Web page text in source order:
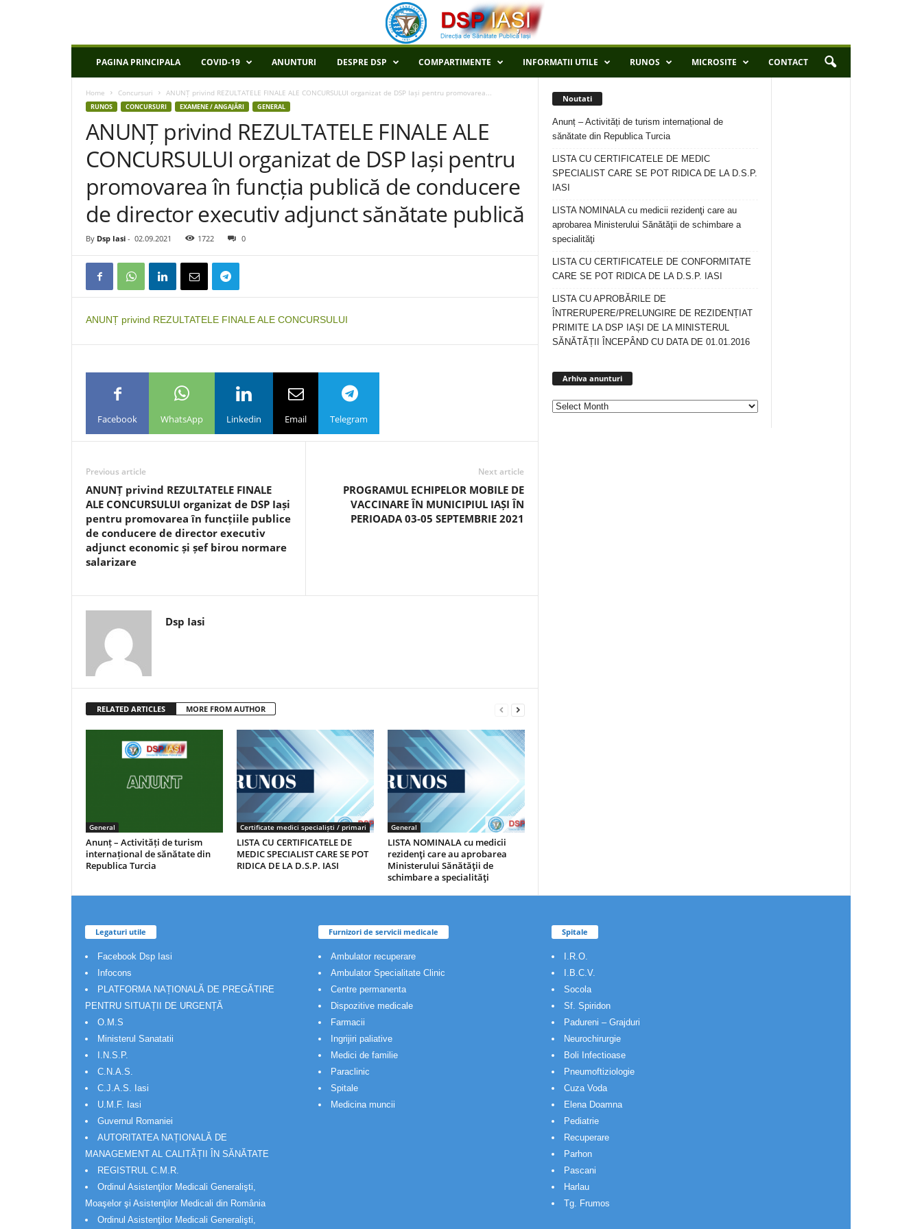
P
PAGINA PRINCIPALA COVID-19 ANUNTURI DESPRE DSP COMPARTIMENTE INFORMATII UTILE RUNOS MICROSITE CONTACT
Home Concursuri ANUNȚ privind REZULTATELE FINALE ALE CONCURSULUI organizat de DSP Iași pentru promovarea...
RUNOS CONCURSURI EXAMENE / ANGAJĂRI GENERAL
ANUNȚ privind REZULTATELE FINALE ALE
CONCURSULUI organizat de DSP Iași pentru
promovarea în funcția publică de conducere
de director executiv adjunct sănătate publică
By Dsp Iasi - 02.09.2021 1722 0
ANUNȚ privind REZULTATELE FINALE ALE CONCURSULUI
Facebook WhatsApp Linkedin Email Telegram
Previous article
ANUNȚ privind REZULTATELE FINALE
ALE CONCURSULUI organizat de DSP Iași
pentru promovarea în funcțiile publice
de conducere de director executiv
adjunct economic și șef birou normare
salarizare
Next article
PROGRAMUL ECHIPELOR MOBILE DE
VACCINARE ÎN MUNICIPIUL IAȘI ÎN
PERIOADA 03-05 SEPTEMBRIE 2021
Dsp Iasi
RELATED ARTICLES MORE FROM AUTHOR
General
Anunț – Activități de turism
internațional de sănătate din
Republica Turcia
Certificate medici specialiști / primari
LISTA CU CERTIFICATELE DE
MEDIC SPECIALIST CARE SE POT
RIDICA DE LA D.S.P. IASI
General
LISTA NOMINALA cu medicii
rezidenţi care au aprobarea
Ministerului Sănătăţii de
schimbare a specialităţi
Noutati
Anunț – Activități de turism internațional de
sănătate din Republica Turcia
LISTA CU CERTIFICATELE DE MEDIC
SPECIALIST CARE SE POT RIDICA DE LA D.S.P.
IASI
LISTA NOMINALA cu medicii rezidenţi care au
aprobarea Ministerului Sănătăţii de schimbare a
specialităţi
LISTA CU CERTIFICATELE DE CONFORMITATE
CARE SE POT RIDICA DE LA D.S.P. IASI
LISTA CU APROBĂRILE DE
ÎNTRERUPERE/PRELUNGIRE DE REZIDENȚIAT
PRIMITE LA DSP IAȘI DE LA MINISTERUL
SĂNĂTĂȚII ÎNCEPÂND CU DATA DE 01.01.2016
Arhiva anunturi
Legaturi utile
Facebook Dsp Iasi
Infocons
PLATFORMA NAȚIONALĂ DE PREGĂTIRE
PENTRU SITUAȚII DE URGENȚĂ
O.M.S
Ministerul Sanatatii
I.N.S.P.
C.N.A.S.
C.J.A.S. Iasi
U.M.F. Iasi
Guvernul Romaniei
AUTORITATEA NAȚIONALĂ DE
MANAGEMENT AL CALITĂȚII ÎN SĂNĂTATE
REGISTRUL C.M.R.
Ordinul Asistenţilor Medicali Generalişti,
Moaşelor şi Asistenţilor Medicali din România
Ordinul Asistenţilor Medicali Generalişti,
Furnizori de servicii medicale
Ambulator recuperare
Ambulator Specialitate Clinic
Centre permanenta
Dispozitive medicale
Farmacii
Ingrijiri paliative
Medici de familie
Paraclinic
Spitale
Medicina muncii
Spitale
I.R.O.
I.B.C.V.
Socola
Sf. Spiridon
Padureni – Grajduri
Neurochirurgie
Boli Infectioase
Pneumoftiziologie
Cuza Voda
Elena Doamna
Pediatrie
Recuperare
Parhon
Pascani
Harlau
Tg. Frumos